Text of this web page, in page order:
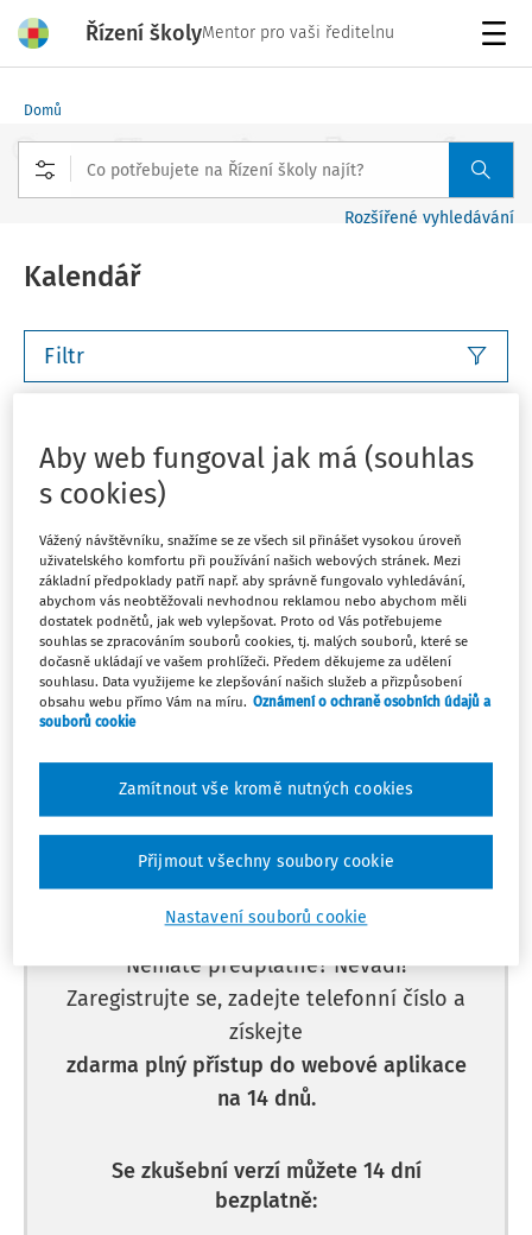
Řízení školyMentor pro vaši ředitelnu
Domů
Rozšířené vyhledávání
Kalendář
Filtr
Vlastní rozsah
Po
29 PEDAGOGICKÉ VEDENÍ VZDĚLÁVACÍ PROGRAMY
Poučení o BOZ - jarní prázdniny od 12. 2.
Můj plán 29. 1. - 12. 2.
Tento dokument je jen pro
předplatitele.
Nemáte předplatné? Nevadí!
Zaregistrujte se, zadejte telefonní číslo a
získejte
zdarma plný přístup do webové aplikace
na 14 dnů.
Se zkušební verzí můžete 14 dní
bezplatně:
Aby web fungoval jak má (souhlas
s cookies)
Vážený návštěvníku, snažíme se ze všech sil přinášet vysokou úroveň
uživatelského komfortu při používání našich webových stránek. Mezi
základní předpoklady patří např. aby správně fungovalo vyhledávání,
abychom vás neobtěžovali nevhodnou reklamou nebo abychom měli
dostatek podnětů, jak web vylepšovat. Proto od Vás potřebujeme
souhlas se zpracováním souborů cookies, tj. malých souborů, které se
dočasně ukládají ve vašem prohlížeči. Předem děkujeme za udělení
souhlasu. Data využijeme ke zlepšování našich služeb a přizpůsobení
obsahu webu přímo Vám na míru. Oznámení o ochraně osobních údajů a
souborů cookie
Nastavení souborů cookie
Zamítnout vše kromě nutných cookies
Přijmout všechny soubory cookie